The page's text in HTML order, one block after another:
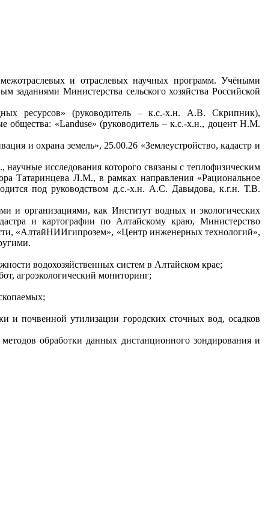
межотраслевых и отраслевых научных программ. Учёными
заданиями Министерства сельского хозяйства Российской
ресурсов» (руководитель – к.с.-х.н. А.В. Скрипник),
общества: «Landuse» (руководитель – к.с.-х.н., доцент Н.М.
и охрана земель», 25.00.26 «Землеустройство, кадастр и
исследования которого связаны с теплофизическим
Татаринцева Л.М., в рамках направления «Рациональное
под руководством д.с.-х.н. А.С. Давыдова, к.г.н. Т.В.
и организациями, как Институт водных и экологических
и картографии по Алтайскому краю, Министерство
«АлтайНИИгипрозем», «Центр инженерных технологий»,
водохозяйственных систем в Алтайском крае;
агроэкологический мониторинг;
и почвенной утилизации городских сточных вод, осадков
обработки данных дистанционного зондирования и